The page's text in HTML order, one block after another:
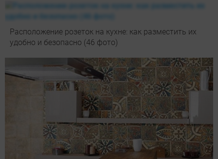
Расположение розеток на кухне: как разместить их
удобно и безопасно (46 фото)